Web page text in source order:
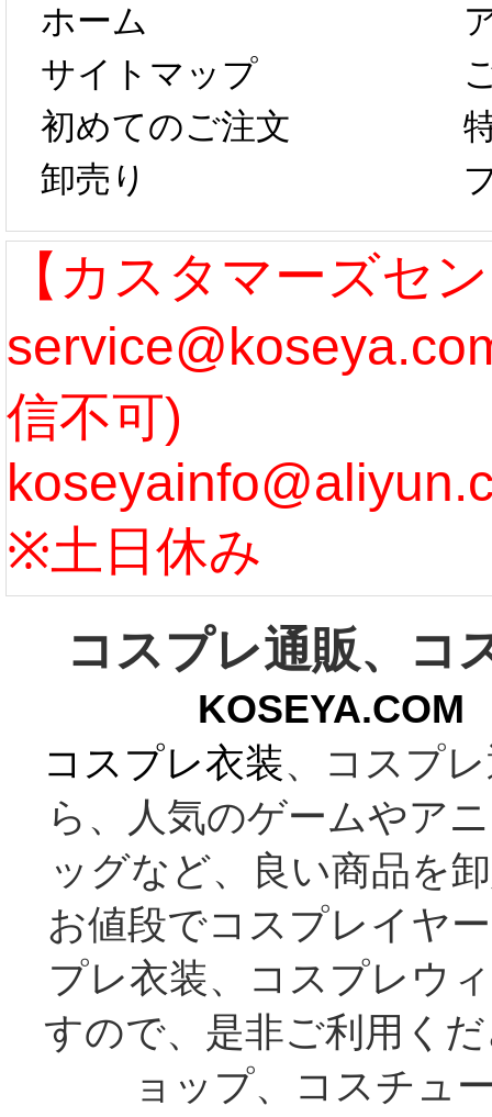
は、2月25日か
らコスプレ制
作、発送予定と
なります。 ...
[more]
字半
第二
たし
ル期
まで
う...
ホーム
サイトマップ
初めてのご注文
卸売り
【カスタマーズセ
信不可)
※土日休み
コスプレ通販、コ
コスプレ衣装、コスプ
ら、人気のゲームやア
ッグなど、良い商品を
お値段でコスプレイヤ
プレ衣装、コスプレウ
すので、是非ご利用く
ョップ、コスチュ